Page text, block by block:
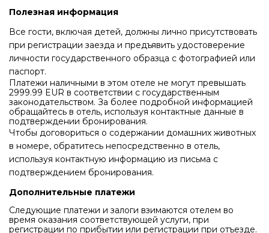
Полезная информация
Все гости, включая детей, должны лично присутствовать
при регистрации заезда и предъявить удостоверение
личности государственного образца с фотографией или
паспорт.
Платежи наличными в этом отеле не могут превышать
2999.99 EUR в соответствии с государственным
законодательством. За более подробной информацией
обращайтесь в отель, используя контактные данные в
подтверждении бронирования.
Чтобы договориться о содержании домашних животных
в номере, обратитесь непосредственно в отель,
используя контактную информацию из письма с
подтверждением бронирования.
Дополнительные платежи
Следующие платежи и залоги взимаются отелем во
время оказания соответствующей услуги, при
регистрации по прибытии или регистрации при отъезде.